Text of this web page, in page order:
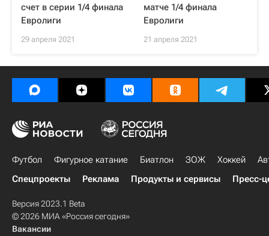
счет в серии 1/4 финала
Евролиги
29 апреля 2021
матче 1/4 финала
Евролиги
21 апреля 2021
Футбол Фигурное катание Биатлон ЗОЖ Хоккей
Спецпроекты
Реклама Продукты и сервисы Пресс-
Версия 2023.1 Beta
© 2026 МИА «Россия сегодня»
Вакансии